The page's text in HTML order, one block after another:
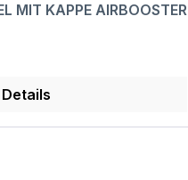
MIT KAPPE AIRBOOSTER
Details